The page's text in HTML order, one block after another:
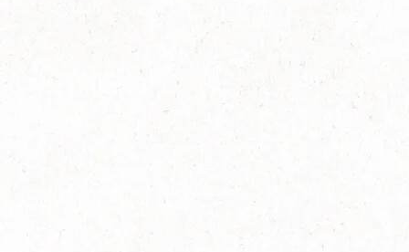
ネスカフェ ゴールドブレンド
カフェインハーフ